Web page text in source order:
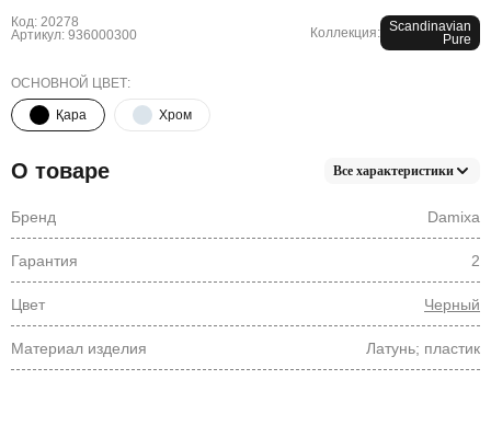
Код: 20278
Артикул: 936000300
Коллекция: Scandinavian
Pure
ОСНОВНОЙ ЦВЕТ:
Қара Хром
О товаре Все характеристики
Бренд Damixa
Гарантия 2
Цвет Черный
Материал изделия Латунь; пластик